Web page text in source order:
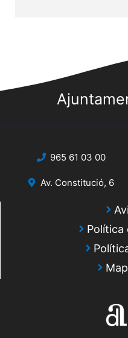
965 61 03 00
Av. Constitució, 6
Política